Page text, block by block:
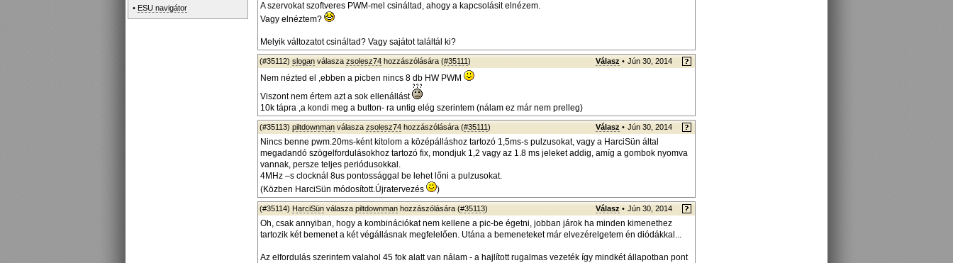
• ESU navigátor
A szervokat szoftveres PWM-mel csináltad, ahogy a kapcsolásit elnézem.
Vagy elnéztem?
Melyik változatot csináltad? Vagy sajátot találtál ki?
(#35112) slogan válasza zsolesz74 hozzászólására (#35111) Válasz • Jún 30, 2014
Nem nézted el ,ebben a picben nincs 8 db HW PWM
Viszont nem értem azt a sok ellenállást
10k tápra ,a kondi meg a button- ra untig elég szerintem (nálam ez már nem prelleg)
(#35113) piltdownman válasza zsolesz74 hozzászólására (#35111) Válasz • Jún 30, 2014
Nincs benne pwm.20ms-ként kitolom a középálláshoz tartozó 1,5ms-s pulzusokat, vagy a HarciSün által
megadandó szögelfordulásokhoz tartozó fix, mondjuk 1,2 vagy az 1.8 ms jeleket addig, amíg a gombok nyomva
vannak, persze teljes periódusokkal.
4MHz –s clocknál 8us pontossággal be lehet lőni a pulzusokat.
(Közben HarciSün módosított.Újratervezés
)
(#35114) HarciSün válasza piltdownman hozzászólására (#35113) Válasz • Jún 30, 2014
Oh, csak annyiban, hogy a kombinációkat nem kellene a pic-be égetni, jobban járok ha minden kimenethez
tartozik két bemenet a két végállásnak megfelelően. Utána a bemeneteket már elvezérelgetem én diódákkal...
Az elfordulás szerintem valahol 45 fok alatt van nálam - a hajlított rugalmas vezeték így mindkét állapotban pont